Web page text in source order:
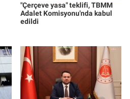
"Çerçeve yasa" teklifi, TBMM
Adalet Komisyonu'nda kabul
edildi